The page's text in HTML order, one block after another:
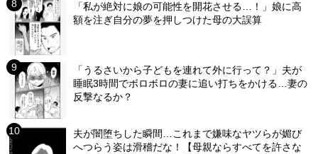
「私が絶対に娘の可能性を開花させる…！」娘に高
額を注ぎ自分の夢を押しつけた母の大誤算
「うるさいから子どもを連れて外に行って？」夫が
睡眠3時間でボロボロの妻に追い打ちをかける…妻の
反撃なるか？
夫が闇堕ちした瞬間…これまで嫌味なヤツらが媚び
へつらう姿は滑稽だな！【母親ならすべてを許さな